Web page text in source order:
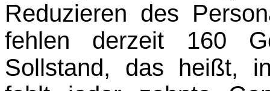
Reduzieren des
fehlen derzeit 160
Sollstand, das heißt,